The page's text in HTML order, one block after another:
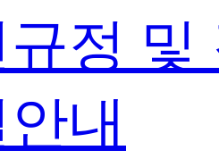
정 및
내